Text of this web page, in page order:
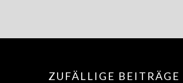
ZUFÄLLIGE BEITRÄGE